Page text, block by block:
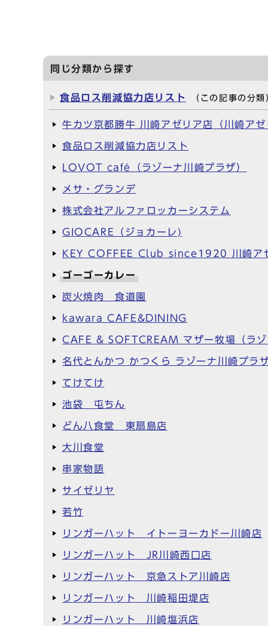
同じ分類から探す
食品ロス削減協力店リスト （この記事の分類
牛カツ京都勝牛 川崎アゼリア店（川崎アゼ
食品ロス削減協力店リスト
LOVOT café（ラゾーナ川崎プラザ）
メサ・グランデ
株式会社アルファロッカーシステム
GIOCARE（ジョカーレ)
KEY COFFEE Club since1920 川崎アゼ
ゴーゴーカレー
炭火焼肉 食道園
kawara CAFE&DINING
CAFE & SOFTCREAM マザー牧場（ラゾ
名代とんかつ かつくら ラゾーナ川崎プラ
てけてけ
池袋 屯ちん
どん八食堂 東扇島店
大川食堂
串家物語
サイゼリヤ
若竹
リンガーハット イトーヨーカドー川崎店
リンガーハット JR川崎西口店
リンガーハット 京急ストア川崎店
リンガーハット 川崎稲田堤店
リンガーハット 川崎塩浜店